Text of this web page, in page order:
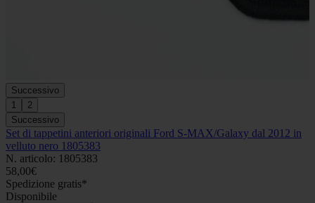
Successivo
1
2
Successivo
Set di tappetini anteriori originali Ford S-MAX/Galaxy dal 2012 in
velluto nero 1805383
N. articolo: 1805383
58,00€
Spedizione gratis*
Disponibile